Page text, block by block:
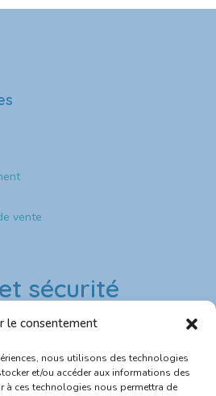
le consentement
nous utilisons des technologies
et/ou accéder aux informations des
à ces technologies nous permettra de
vente
sécurité